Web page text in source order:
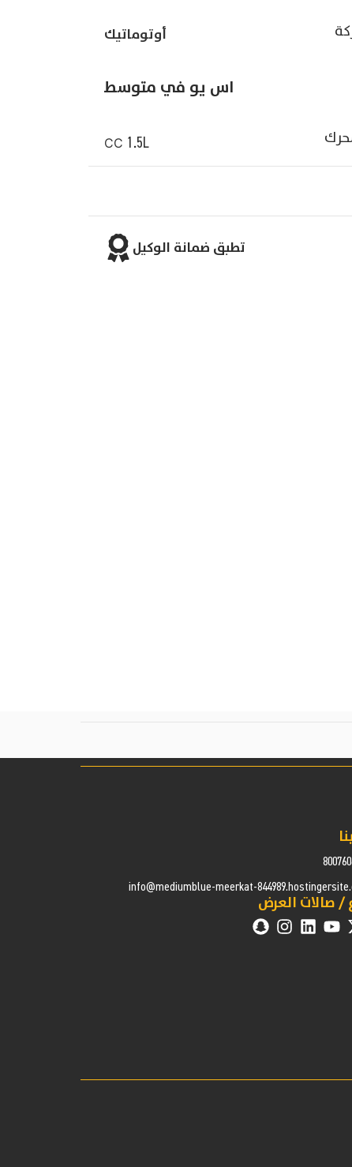
أوتوماتيك
اس يو في متوسط
1.5L
تطبق ضمانة الوكيل
info@mediumblue-meerkat-
/ صالات العرض